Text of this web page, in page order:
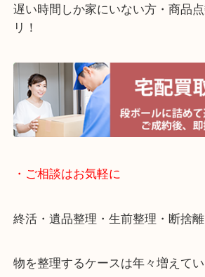
・ライン査定お待ちしています
・宅配買取ページ
遅い時間しか家にいない方・商